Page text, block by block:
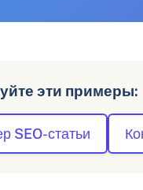
эти примеры:
SEO-статьи